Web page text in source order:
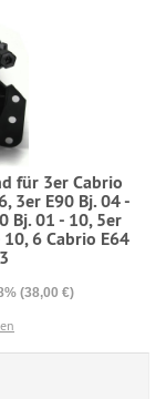
für 3er Cabrio
3er E90 Bj. 04 -
Bj. 01 - 10, 5er
6 Cabrio E64
(38,00 €)